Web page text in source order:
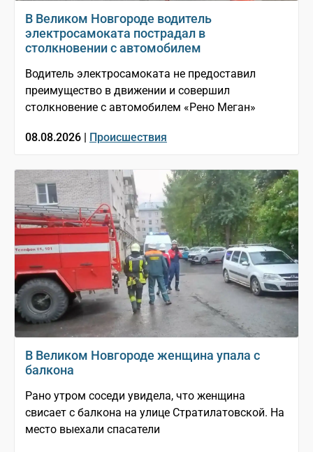
В Великом Новгороде водитель
электросамоката пострадал в
столкновении с автомобилем
Водитель электросамоката не предоставил
преимущество в движении и совершил
столкновение с автомобилем «Рено Меган»
08.08.2026 | Происшествия
В Великом Новгороде женщина упала с
балкона
Рано утром соседи увидела, что женщина
свисает с балкона на улице Стратилатовской. На
место выехали спасатели